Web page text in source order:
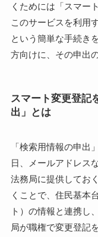
くためには「スマー
このサービスを利用
という簡単な手続き
方向けに、その申出
スマート変更登記
出」とは
「検索用情報の申出
日、メールアドレス
法務局に提供してお
くことで、住民基本
ト）の情報と連携し
局が職権で変更登記